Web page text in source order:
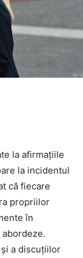
la afirmațiile
la incidentul
că fiecare
propriilor
în
a discuțiilor